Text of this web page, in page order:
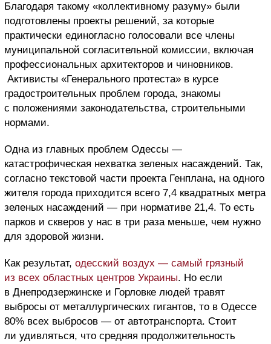
Благодаря такому «коллективному разуму» были
подготовлены проекты решений, за которые
практически единогласно голосовали все члены
муниципальной согласительной комиссии, включая
профессиональных архитекторов и чиновников.
Активисты «Генерального протеста» в курсе
градостроительных проблем города, знакомы
с положениями законодательства, строительными
нормами.
Одна из главных проблем Одессы —
катастрофическая нехватка зеленых насаждений. Так,
согласно текстовой части проекта Генплана, на одного
жителя города приходится всего 7,4 квадратных метра
зеленых насаждений — при нормативе 21,4. То есть
парков и скверов у нас в три раза меньше, чем нужно
для здоровой жизни.
Как результат, одесский воздух — самый грязный
из всех областных центров Украины. Но если
в Днепродзержинске и Горловке людей травят
выбросы от металлургических гигантов, то в Одессе
80% всех выбросов — от автотранспорта. Стоит
ли удивляться, что средняя продолжительность